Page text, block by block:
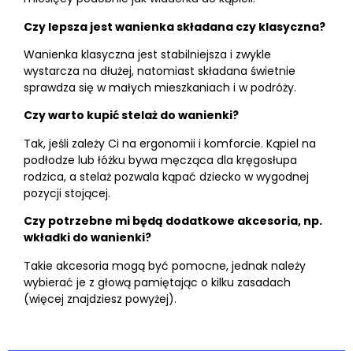
Czy lepsza jest wanienka składana czy klasyczna?
Wanienka klasyczna jest stabilniejsza i zwykle
wystarcza na dłużej, natomiast składana świetnie
sprawdza się w małych mieszkaniach i w podróży.
Czy warto kupić stelaż do wanienki?
Tak, jeśli zależy Ci na ergonomii i komforcie. Kąpiel na
podłodze lub łóżku bywa męcząca dla kręgosłupa
rodzica, a stelaż pozwala kąpać dziecko w wygodnej
pozycji stojącej.
Czy potrzebne mi będą dodatkowe akcesoria, np.
wkładki do wanienki?
Takie akcesoria mogą być pomocne, jednak należy
wybierać je z głową pamiętając o kilku zasadach
(więcej znajdziesz powyżej).